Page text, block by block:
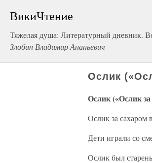
ВикиЧтение
Тяжелая душа: Литературный дневник.
Злобин Владимир Ананьевич
Ослик
Ослик («Ослик
Ослик за сахаром
Дети играли со
Ослик был